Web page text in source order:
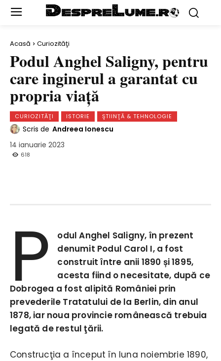
Acasă Curiozităţi
Podul Anghel Saligny, pentru
care inginerul a garantat cu
propria viaţă
CURIOZITĂŢI ISTORIE ŞTIINŢĂ & TEHNOLOGIE
Scris de Andreea Ionescu
14 ianuarie 2023
618
P
odul Anghel Saligny, în prezent
denumit Podul Carol I, a fost
construit între anii 1890 și 1895,
acesta fiind o necesitate, după ce
Dobrogea a fost alipită României prin
prevederile Tratatului de la Berlin, din anul
1878, iar noua provincie românească trebuia
legată de restul ţării.
Construcţia a început în luna noiembrie 1890,